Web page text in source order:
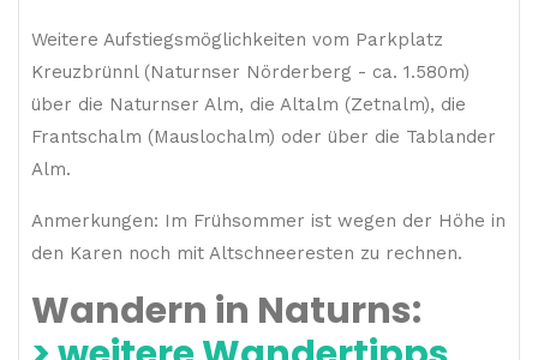
Weitere Aufstiegsmöglichkeiten vom Parkplatz
Kreuzbrünnl (Naturnser Nörderberg - ca. 1.580m)
über die Naturnser Alm, die Altalm (Zetnalm), die
Frantschalm (Mauslochalm) oder über die Tablander
Alm.
Anmerkungen: Im Frühsommer ist wegen der Höhe in
den Karen noch mit Altschneeresten zu rechnen.
Wandern in Naturns: